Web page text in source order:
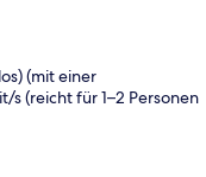
(mit einer
s (reicht für 1–2 Personen